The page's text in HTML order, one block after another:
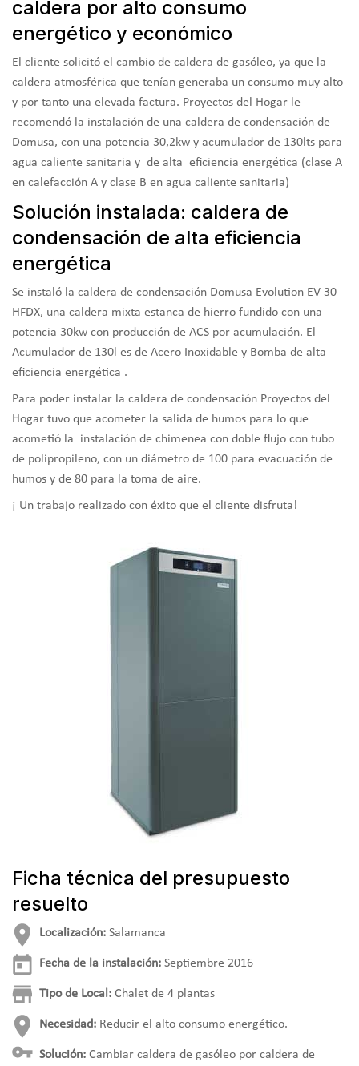
caldera por alto consumo
energético y económico
El cliente solicitó el cambio de caldera de gasóleo, ya que la
caldera atmosférica que tenían generaba un consumo muy alto
y por tanto una elevada factura. Proyectos del Hogar le
recomendó la instalación de una caldera de condensación de
Domusa, con una potencia 30,2kw y acumulador de 130lts para
agua caliente sanitaria y de alta eficiencia energética (clase A
en calefacción A y clase B en agua caliente sanitaria)
Solución instalada: caldera de
condensación de alta eficiencia
energética
Se instaló la caldera de condensación Domusa Evolution EV 30
HFDX, una caldera mixta estanca de hierro fundido con una
potencia 30kw con producción de ACS por acumulación. El
Acumulador de 130l es de Acero Inoxidable y Bomba de alta
eficiencia energética .
Para poder instalar la caldera de condensación Proyectos del
Hogar tuvo que acometer la salida de humos para lo que
acometió la instalación de chimenea con doble flujo con tubo
de polipropileno, con un diámetro de 100 para evacuación de
humos y de 80 para la toma de aire.
¡ Un trabajo realizado con éxito que el cliente disfruta!
Ficha técnica del presupuesto
resuelto
Localización: Salamanca
Fecha de la instalación: Septiembre 2016
Tipo de Local: Chalet de 4 plantas
Necesidad: Reducir el alto consumo energético.
Solución: Cambiar caldera de gasóleo por caldera de